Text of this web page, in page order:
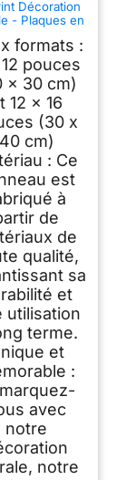
Décoration
- Plaques en
l'ingénierie
- Affiches
- Guide
- 20 x
cm (8 x 12
- Bureau à
domicile
formats :
pouces
x 30 cm)
12 x 16
(30 x
40 cm)
: Ce
est
à
de
de
qualité,
sa
et
utilisation
terme.
et
:
avec
notre
notre